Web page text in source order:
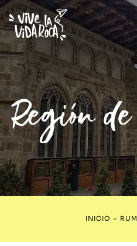
Región
INICIO -